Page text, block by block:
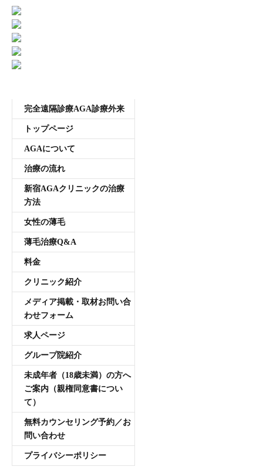
完全遠隔診療AGA診療外来
トップページ
AGAについて
治療の流れ
新宿AGAクリニックの治療
方法
女性の薄毛
薄毛治療Q&A
料金
クリニック紹介
メディア掲載・取材お問い合
わせフォーム
求人ページ
グループ院紹介
未成年者（18歳未満）の方へ
ご案内（親権同意書につい
て）
無料カウンセリング予約／お
問い合わせ
プライバシーポリシー